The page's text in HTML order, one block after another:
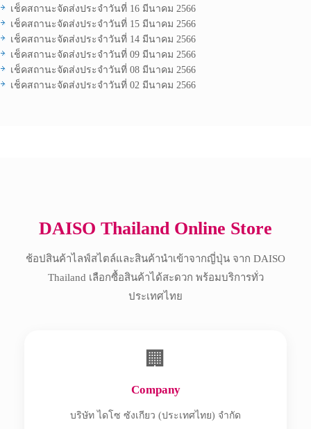
เช็คสถานะจัดส่งประจำวันที่ 16 มีนาคม 2566
เช็คสถานะจัดส่งประจำวันที่ 15 มีนาคม 2566
เช็คสถานะจัดส่งประจำวันที่ 14 มีนาคม 2566
เช็คสถานะจัดส่งประจำวันที่ 09 มีนาคม 2566
เช็คสถานะจัดส่งประจำวันที่ 08 มีนาคม 2566
เช็คสถานะจัดส่งประจำวันที่ 02 มีนาคม 2566
DAISO Thailand Online Store
ช้อปสินค้าไลฟ์สไตล์และสินค้านำเข้าจากญี่ปุ่น จาก DAISO
Thailand เลือกซื้อสินค้าได้สะดวก พร้อมบริการทั่ว
ประเทศไทย
🏢
Company
บริษัท ไดโซ ซังเกียว (ประเทศไทย) จำกัด